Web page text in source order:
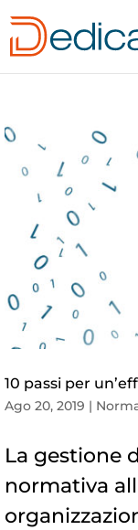
10 passi per
Ago 20, 2019 |
La gestione
normativa